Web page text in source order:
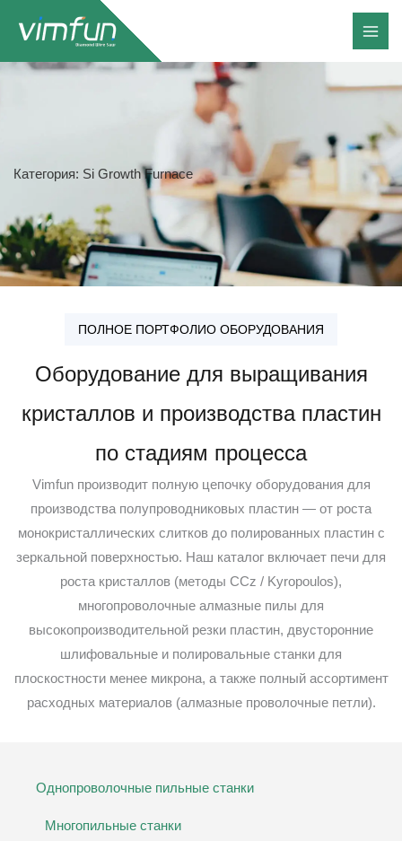
содержимому
Категория: Si Growth Furnace
ПОЛНОЕ ПОРТФОЛИО ОБОРУДОВАНИЯ
Оборудование для выращивания
кристаллов и производства пластин
по стадиям процесса
Vimfun производит полную цепочку оборудования для
производства полупроводниковых пластин — от роста
монокристаллических слитков до полированных пластин с
зеркальной поверхностью. Наш каталог включает печи для
роста кристаллов (методы CCz / Kyropoulos),
многопроволочные алмазные пилы для
высокопроизводительной резки пластин, двусторонние
шлифовальные и полировальные станки для
плоскостности менее микрона, а также полный ассортимент
расходных материалов (алмазные проволочные петли).
Однопроволочные пильные станки
Многопильные станки